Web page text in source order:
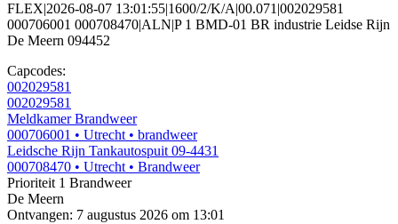
FLEX|2026-08-07 13:01:55|1600/2/K/A|00.071|002029581
000706001 000708470|ALN|P 1 BMD-01 BR industrie Leidse Rijn
De Meern 094452
Capcodes:
002029581
002029581
Meldkamer Brandweer
000706001 • Utrecht • brandweer
Leidsche Rijn Tankautospuit 09-4431
000708470 • Utrecht • Brandweer
Prioriteit 1 Brandweer
De Meern
Ontvangen: 7 augustus 2026 om 13:01